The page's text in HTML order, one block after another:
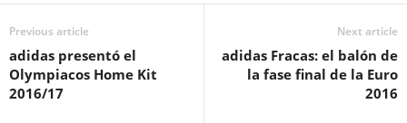
Previous article
adidas presentó el
Olympiacos Home Kit
2016/17
Next article
adidas Fracas: el balón de
la fase final de la Euro
2016